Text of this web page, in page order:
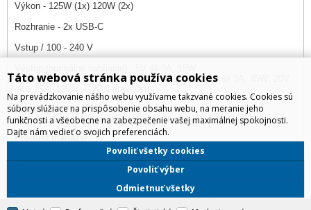
Výkon - 125W (1x) 120W (2x)
Rozhranie - 2x USB-C
Vstup / 100 - 240 V
Výstup (rýchle nabíjanie) 9V @ 3A, 27W; 15V @ 3A, 45W; 20V
Hmotnosť: 175g
Obsah balenia : adaptér,kábel 2m (USB-C), užívateľská prirúčka
Produkt manažér:
Bohumil Patak, 0918822888,bohumil.patak@irdistribution.sk
Táto webová stránka používa cookies
Na prevádzkovanie nášho webu využívame takzvané cookies. Cookies sú
súbory slúžiace na prispôsobenie obsahu webu, na meranie jeho
funkčnosti a všeobecne na zabezpečenie vašej maximálnej spokojnosti.
Dajte nám vedieť o svojich preferenciách.
Odmietnuť všetky
Povoliť výber
Povoliť všetky cookies